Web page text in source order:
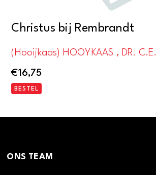
Christus bij Rembrandt
(Hooijkaas) HOOYKAAS , DR. C.E.
€16,75
BESTEL
ONS TEAM